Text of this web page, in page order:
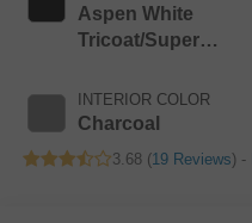
Aspen White
Tricoat/Super
INTERIOR COLOR
Charcoal
3.68 (19 Reviews) -